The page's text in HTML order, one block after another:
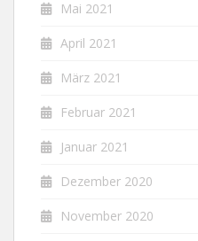
Mai 2021
April 2021
März 2021
Februar 2021
Januar 2021
Dezember 2020
November 2020